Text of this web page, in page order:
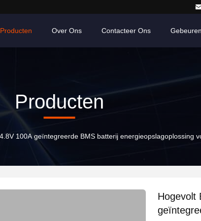
Producten Over Ons Contacteer Ons Gebeuren
Producten
100A geïntegreerde BMS batterij energieopslagoplossing
Hogevolt